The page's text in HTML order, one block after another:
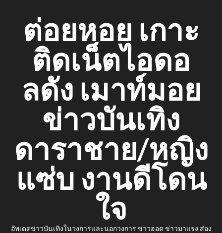
contentต่อยหอย เกาะ
ติดเน็ตไอดอ
ลดัง เมาท์มอย
ข่าวบันเทิง
ดาราชาย/หญิง
แซ่บ งานดีโดน
ใจ
อัพเดดข่าวบันเทิงในวงการและนอกวงการ ข่าวฮอต ข่าวมาแรง ส่อง